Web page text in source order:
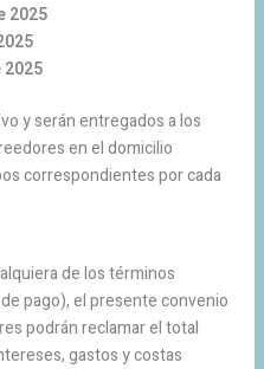
2025
y serán entregados a los
en el domicilio
correspondientes por cada
de los términos
pago), el presente convenio
podrán reclamar el total
gastos y costas